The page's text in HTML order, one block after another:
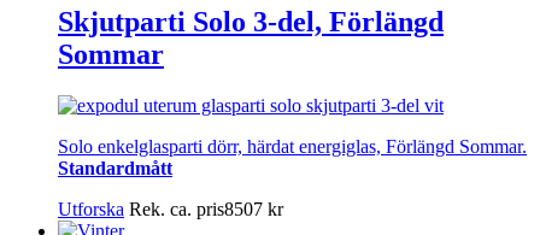
Skjutparti Solo 3-del, Förlängd
Sommar
Solo enkelglasparti dörr, härdat energiglas, Förlängd Sommar.
Standardmått
Utforska Rek. ca. pris8507 kr